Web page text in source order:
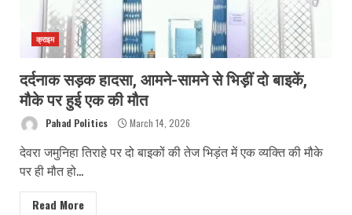
क्राइम
दर्दनाक सड़क हादसा, आमने-सामने से भिड़ीं दो बाइकें,
मौके पर हुई एक की मौत
Pahad Politics March 14, 2026
देवरा जमुनिहा तिराहे पर दो बाइकों की तेज भिड़ंत में एक व्यक्ति की मौके
पर ही मौत हो...
Read More